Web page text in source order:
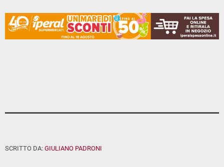
SCRITTO DA: GIULIANO PADRONI